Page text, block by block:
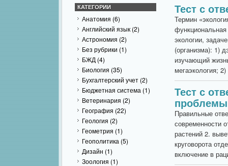
КАТЕГОРИИ
Анатомия (6)
Английский язык (2)
Астрономия (2)
Без рубрики (1)
БЖД (4)
Биология (35)
Бухгалтерский учет (2)
Бюджетная система (1)
Ветеринария (2)
География (22)
Геология (2)
Геометрия (1)
Геополитика (5)
Дизайн (1)
Зоология (1)
Тест с
Термин
экологии,
(организма): 1)
изучающий
мегаэкология;
Тест с
Правильные
современности
растений 2.
круговорота
включение в